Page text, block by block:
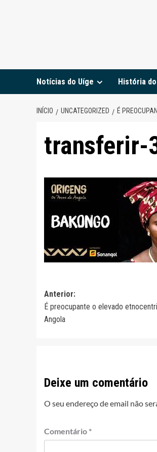
Notícias do Uíge História
INÍCIO UNCATEGORIZED É
transferir-
Navegação
de
artigos
Anterior:
É preocupante o elevado
Angola
Deixe um comentário
O seu endereço de email não
Comentário *